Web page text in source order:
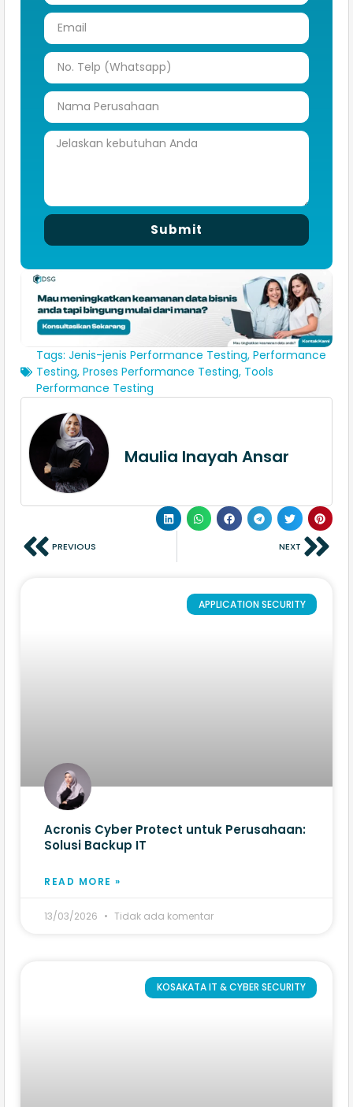
Submit
Tags: Jenis-jenis Performance Testing, Performance
Testing, Proses Performance Testing, Tools
Performance Testing
Maulia Inayah Ansar
PREVIOUS NEXT
APPLICATION SECURITY
Acronis Cyber Protect untuk Perusahaan:
Solusi Backup IT
READ MORE »
13/03/2026 Tidak ada komentar
KOSAKATA IT & CYBER SECURITY